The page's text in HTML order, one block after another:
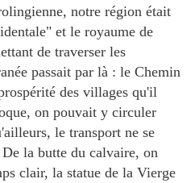
notre région était
et le royaume de
de traverser les
passait par là : le Chemin
des villages qu'il
on pouvait y circuler
le transport ne se
la butte du calvaire, on
clair, la statue de la Vierge